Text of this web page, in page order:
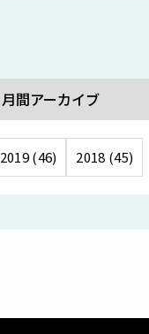
月間アーカイブ
2019 (46) 2018 (45)